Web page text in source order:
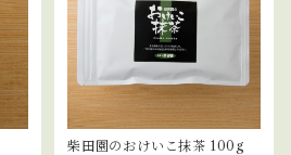
柴田園のおけいこ抹茶 100g